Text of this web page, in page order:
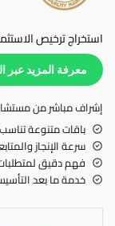
استخراج ترخيص
معرفة المزيد عبر
إشراف مباشر من
باقات متنوعة
سرعة الإنجاز
فهم دقيق
خدمة ما بعد